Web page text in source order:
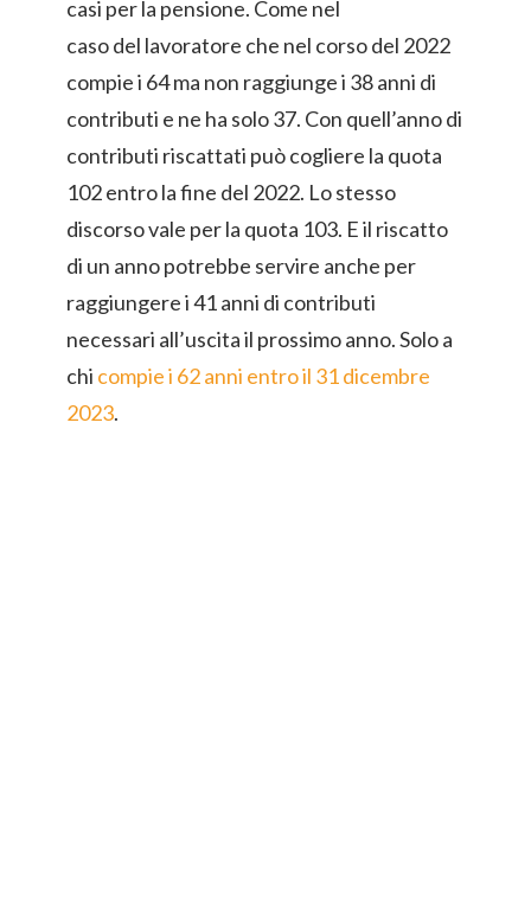
casi per la pensione. Come nel
caso del lavoratore che nel corso del 2022
compie i 64 ma non raggiunge i 38 anni di
contributi e ne ha solo 37. Con quell’anno di
contributi riscattati può cogliere la quota
102 entro la fine del 2022. Lo stesso
discorso vale per la quota 103. E il riscatto
di un anno potrebbe servire anche per
raggiungere i 41 anni di contributi
necessari all’uscita il prossimo anno. Solo a
chi compie i 62 anni entro il 31 dicembre
2023.